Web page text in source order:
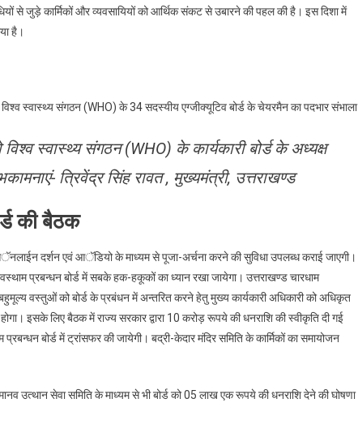
से जुड़े कार्मिकों और व्यवसायियों को आर्थिक संकट से उबारने की पहल की है। इस दिशा में
है।
स्वास्थ्य संगठन (WHO) के 34 सदस्यीय एग्जीक्यूटिव बोर्ड के चेयरमैन का पदभार संभाला
स्वास्थ्य संगठन (WHO) के कार्यकारी बोर्ड के अध्यक्ष
त्रिवेंद्र सिंह रावत , मुख्यमंत्री, उत्तराखण्ड
की बैठक
दर्शन एवं आॅडियो के माध्यम से पूजा-अर्चना करने की सुविधा उपलब्ध कराई जाएगी।
प्रबन्धन बोर्ड में सबके हक-हकूकों का ध्यान रखा जायेगा। उत्तराखण्ड चारधाम
बहुमूल्य वस्तुओं को बोर्ड के प्रबंधन में अन्तरित करने हेतु मुख्य कार्यकारी अधिकारी को अधिकृत
इसके लिए बैठक में राज्य सरकार द्वारा 10 करोड़ रूपये की धनराशि की स्वीकृति दी गई
बोर्ड में ट्रांसफर की जायेगी। बद्री-केदार मंदिर समिति के कार्मिकों का समायोजन
उत्थान सेवा समिति के माध्यम से भी बोर्ड को 05 लाख एक रूपये की धनराशि देने की घोषणा